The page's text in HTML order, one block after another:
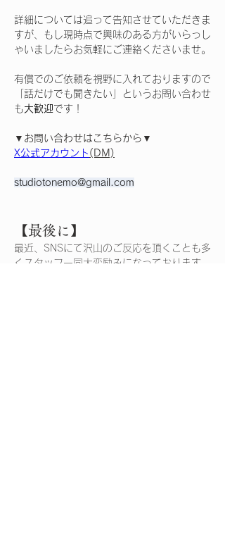
詳細については追って告知させていただきま
すが、もし現時点で興味のある方がいらっし
ゃいましたらお気軽にご連絡くださいませ。
有償でのご依頼を視野に入れておりますので
「話だけでも聞きたい」というお問い合わせ
も大歓迎です！
▼お問い合わせはこちらから▼
X公式アカウント (DM)
studiotonemo@gmail.com
【最後に】
最近、SNSにて沢山のご反応を頂くことも多
くスタッフ一同大変励みになっております。